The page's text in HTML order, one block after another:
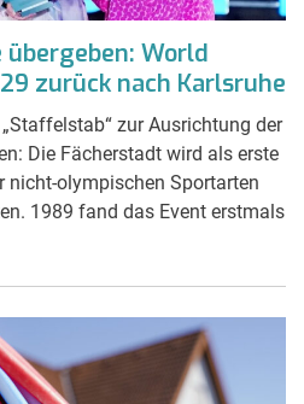
World
zurück nach Karlsruhe
zur Ausrichtung der
Die Fächerstadt wird als erste
nicht-olympischen Sportarten
1989 fand das Event erstmals